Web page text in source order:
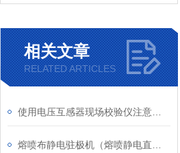
相关文章
RELATED ARTICLES